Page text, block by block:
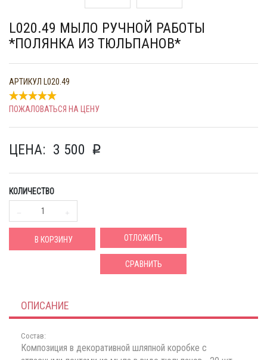
L020.49 МЫЛО РУЧНОЙ РАБОТЫ
*ПОЛЯНКА ИЗ ТЮЛЬПАНОВ*
АРТИКУЛ L020.49
ПОЖАЛОВАТЬСЯ НА ЦЕНУ
ЦЕНА: 3 500 p
КОЛИЧЕСТВО
В КОРЗИНУ ОТЛОЖИТЬ
СРАВНИТЬ
ОПИСАНИЕ
Состав:
Композиция в декоративной шляпной коробке с